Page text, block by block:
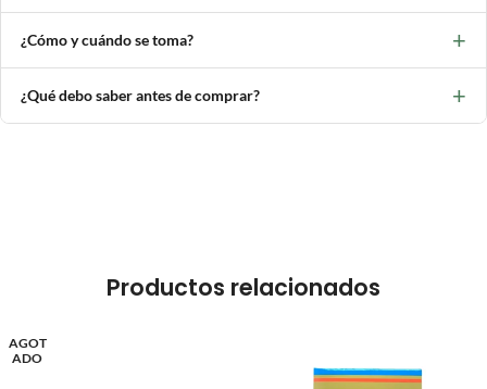
¿Cómo y cuándo se toma? +
¿Qué debo saber antes de comprar? +
Productos relacionados
AGOT
ADO